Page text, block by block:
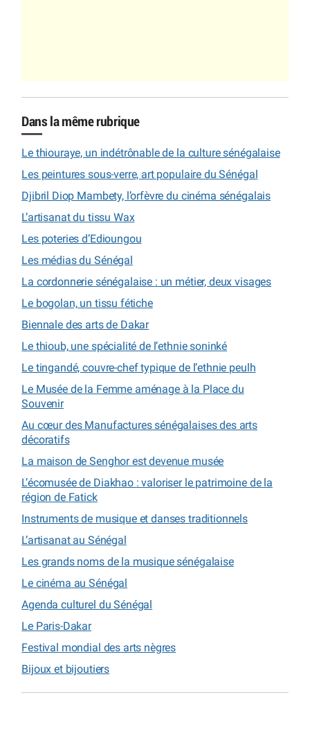
Dans la même rubrique
Le thiouraye, un indétrônable de la culture sénégalaise
Les peintures sous-verre, art populaire du Sénégal
Djibril Diop Mambety, l’orfèvre du cinéma sénégalais
L’artisanat du tissu Wax
Les poteries d’Edioungou
Les médias du Sénégal
La cordonnerie sénégalaise : un métier, deux visages
Le bogolan, un tissu fétiche
Biennale des arts de Dakar
Le thioub, une spécialité de l’ethnie soninké
Le tingandé, couvre-chef typique de l’ethnie peulh
Le Musée de la Femme aménage à la Place du
Souvenir
Au cœur des Manufactures sénégalaises des arts
décoratifs
La maison de Senghor est devenue musée
L’écomusée de Diakhao : valoriser le patrimoine de la
région de Fatick
Instruments de musique et danses traditionnels
L’artisanat au Sénégal
Les grands noms de la musique sénégalaise
Le cinéma au Sénégal
Agenda culturel du Sénégal
Le Paris-Dakar
Festival mondial des arts nègres
Bijoux et bijoutiers